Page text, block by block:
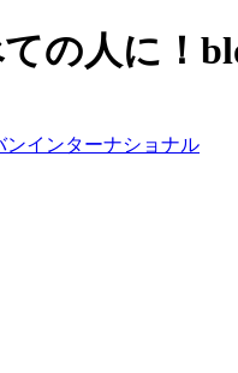
の人に！
ンインターナショナル